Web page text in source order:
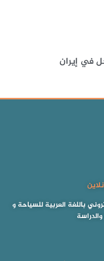
في إيران
باللغة العربية للسياحة و
والدراسة